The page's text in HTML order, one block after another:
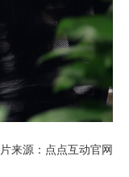
来源：点点互动官网